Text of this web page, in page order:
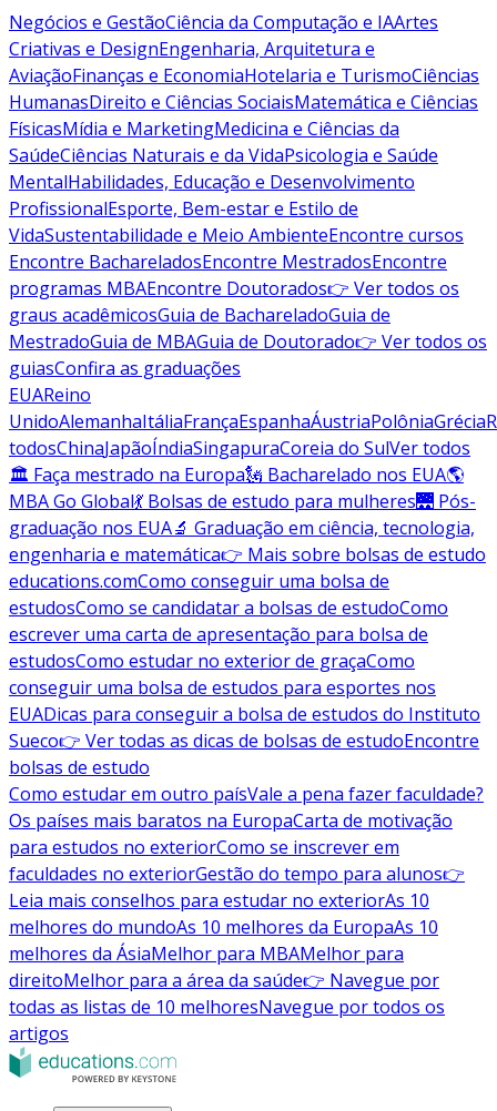
Negócios e GestãoCiência da Computação e IAArtes
Criativas e DesignEngenharia, Arquitetura e
AviaçãoFinanças e EconomiaHotelaria e TurismoCiências
HumanasDireito e Ciências SociaisMatemática e Ciências
FísicasMídia e MarketingMedicina e Ciências da
SaúdeCiências Naturais e da VidaPsicologia e Saúde
MentalHabilidades, Educação e Desenvolvimento
ProfissionalEsporte, Bem-estar e Estilo de
VidaSustentabilidade e Meio AmbienteEncontre cursos
Encontre BachareladosEncontre MestradosEncontre
programas MBAEncontre Doutorados👉 Ver todos os
graus acadêmicosGuia de BachareladoGuia de
MestradoGuia de MBAGuia de Doutorado👉 Ver todos os
guiasConfira as graduações
EUAReino
UnidoAlemanhaItáliaFrançaEspanhaÁustriaPolôniaGrécia
todosChinaJapãoÍndiaSingapuraCoreia do SulVer todos
🏛 Faça mestrado na Europa🗽 Bacharelado nos EUA🌎
MBA Go Global💃 Bolsas de estudo para mulheres🌉 Pós-
graduação nos EUA🔬 Graduação em ciência, tecnologia,
engenharia e matemática👉 Mais sobre bolsas de estudo
educations.comComo conseguir uma bolsa de
estudosComo se candidatar a bolsas de estudoComo
escrever uma carta de apresentação para bolsa de
estudosComo estudar no exterior de graçaComo
conseguir uma bolsa de estudos para esportes nos
EUADicas para conseguir a bolsa de estudos do Instituto
Sueco👉 Ver todas as dicas de bolsas de estudoEncontre
bolsas de estudo
Como estudar em outro paísVale a pena fazer faculdade?
Os países mais baratos na EuropaCarta de motivação
para estudos no exteriorComo se inscrever em
faculdades no exteriorGestão do tempo para alunos👉
Leia mais conselhos para estudar no exteriorAs 10
melhores do mundoAs 10 melhores da EuropaAs 10
melhores da ÁsiaMelhor para MBAMelhor para
direitoMelhor para a área da saúde👉 Navegue por
todas as listas de 10 melhoresNavegue por todos os
artigos